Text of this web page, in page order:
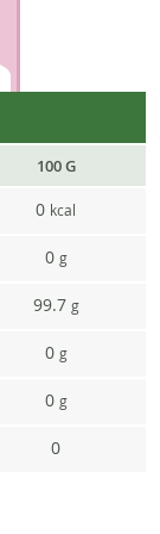
100 G
0 kcal
0 g
99.7 g
0 g
0 g
0